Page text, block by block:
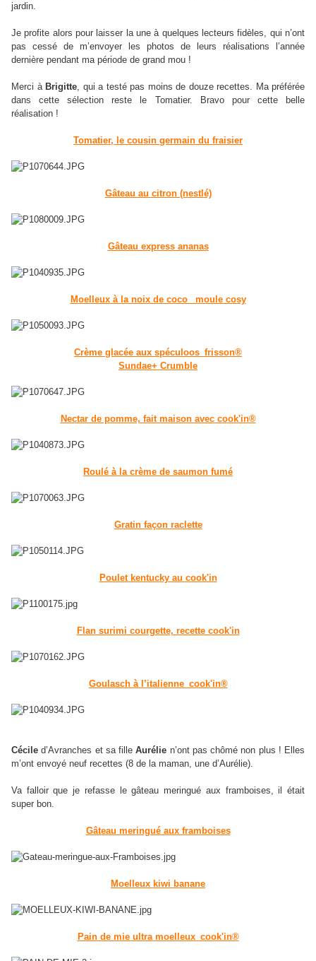
jardin.
Je profite alors pour laisser la une à quelques lecteurs fidèles, qui n’ont
pas cessé de m’envoyer les photos de leurs réalisations l’année
dernière pendant ma période de grand mou !
Merci à Brigitte, qui a testé pas moins de douze recettes. Ma préférée
dans cette sélection reste le Tomatier. Bravo pour cette belle
réalisation !
Tomatier, le cousin germain du fraisier
Gâteau au citron (nestlé)
Gâteau express ananas
Moelleux à la noix de coco_ moule cosy
Crème glacée aux spéculoos_frisson®
Sundae+ Crumble
Nectar de pomme, fait maison avec cook'in®
Roulé à la crème de saumon fumé
Gratin façon raclette
Poulet kentucky au cook'in
Flan surimi courgette, recette cook'in
Goulasch à l’italienne_cook'in®
Cécile d’Avranches et sa filleAurélie n’ont pas chômé non plus ! Elles
m’ont envoyé neuf recettes (8 de la maman, une d’Aurélie).
Va falloir que je refasse le gâteau meringué aux framboises, il était
super bon.
Gâteau meringué aux framboises
Moelleux kiwi banane
Pain de mie ultra moelleux_cook'in®